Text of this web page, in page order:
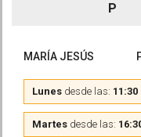
P
MARÍA JESÚS
Lunes desde las: 11:30
Martes desde las: